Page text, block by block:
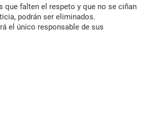
que falten el respeto y que no se ciñan
podrán ser eliminados.
el único responsable de sus